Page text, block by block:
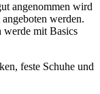
angenommen wird
werden.
werde mit Basics
feste Schuhe und